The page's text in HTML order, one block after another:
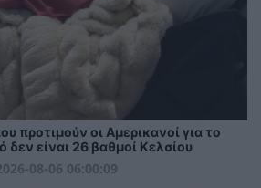
προτιμούν οι Αμερικανοί για το
δεν είναι 26 βαθμοί Κελσίου
08-06 06:00:09